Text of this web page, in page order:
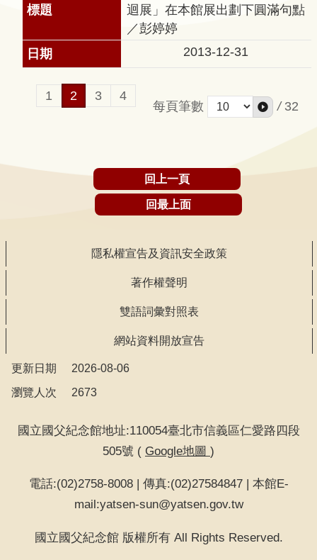
務
迴展」在本館展出劃下圓滿句點
／彭婷婷
2013-12-31
1 2 3 4
每頁筆數 / 32
回上一頁
回最上面
隱私權宣告及資訊安全政策
著作權聲明
雙語詞彙對照表
網站資料開放宣告
更新日期
2026-08-06
瀏覽人次
2673
國立國父紀念館地址:110054臺北市信義區仁愛路四段
505號 ( Google地圖 )
電話:(02)2758-8008 | 傳真:(02)27584847 | 本館E-
mail:yatsen-sun@yatsen.gov.tw
國立國父紀念館 版權所有 All Rights Reserved.